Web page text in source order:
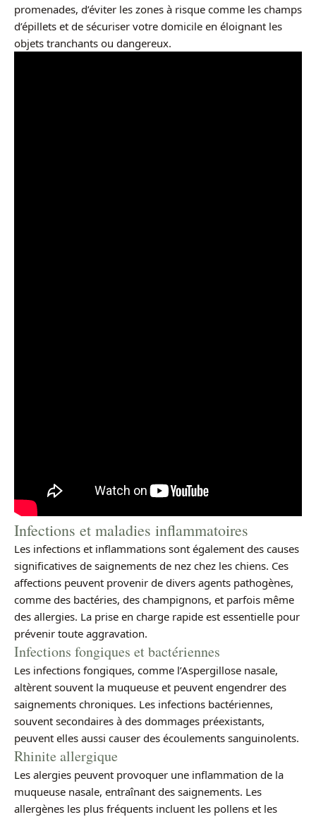
promenades, d’éviter les zones à risque comme les champs
d’épillets et de sécuriser votre domicile en éloignant les
objets tranchants ou dangereux.
Infections et maladies inflammatoires
Les infections et inflammations sont également des causes
significatives de saignements de nez chez les chiens. Ces
affections peuvent provenir de divers agents pathogènes,
comme des bactéries, des champignons, et parfois même
des allergies. La prise en charge rapide est essentielle pour
prévenir toute aggravation.
Infections fongiques et bactériennes
Les infections fongiques, comme l’Aspergillose nasale,
altèrent souvent la muqueuse et peuvent engendrer des
saignements chroniques. Les infections bactériennes,
souvent secondaires à des dommages préexistants,
peuvent elles aussi causer des écoulements sanguinolents.
Rhinite allergique
Les alergies peuvent provoquer une inflammation de la
muqueuse nasale, entraînant des saignements. Les
allergènes les plus fréquents incluent les pollens et les